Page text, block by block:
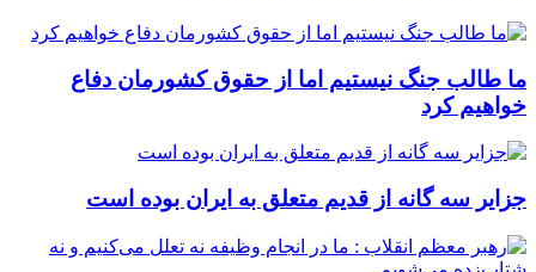
ما طالب جنگ نیستیم اما از حقوق کشورمان دفاع
خواهیم کرد
جزایر سه گانه از قدیم متعلق به ایران بوده است